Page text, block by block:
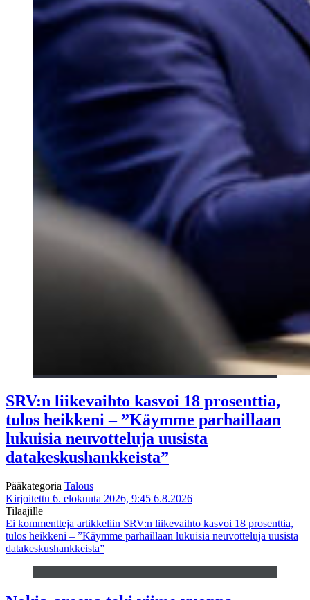
SRV:n liikevaihto kasvoi 18 prosenttia,
tulos heikkeni – ”Käymme parhaillaan
lukuisia neuvotteluja uusista
datakeskushankkeista”
Pääkategoria Talous
Kirjoitettu 6. elokuuta 2026, 9:45 6.8.2026
Tilaajille
Ei kommentteja artikkeliin SRV:n liikevaihto kasvoi 18 prosenttia,
tulos heikkeni – ”Käymme parhaillaan lukuisia neuvotteluja uusista
datakeskushankkeista”